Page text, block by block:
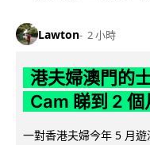
Lawton 2 小時
港夫婦澳門的
Cam 睇到 2
一對香港夫婦今年 5 月